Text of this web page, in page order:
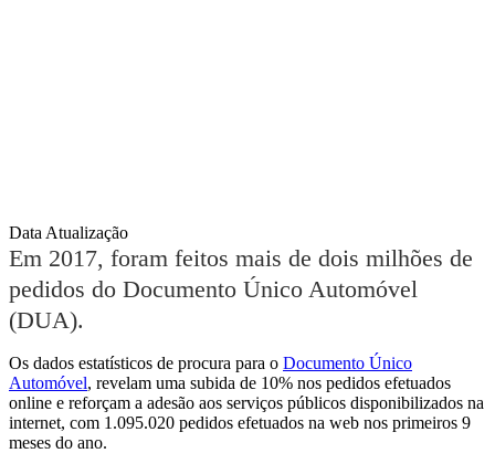
Data Atualização
Em 2017, foram feitos mais de dois milhões de
pedidos do Documento Único Automóvel
(DUA).
Os dados estatísticos de procura para o Documento Único
Automóvel, revelam uma subida de 10% nos pedidos efetuados
online e reforçam a adesão aos serviços públicos disponibilizados na
internet, com 1.095.020 pedidos efetuados na web nos primeiros 9
meses do ano.